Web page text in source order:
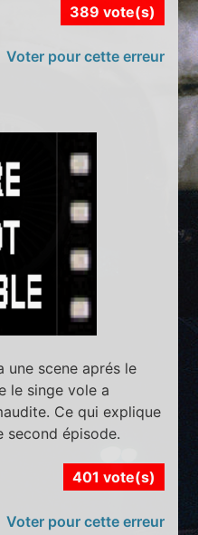
389 vote(s)
Voter pour cette erreur
une scene aprés le
le singe vole a
Ce qui explique
second épisode.
401 vote(s)
Voter pour cette erreur